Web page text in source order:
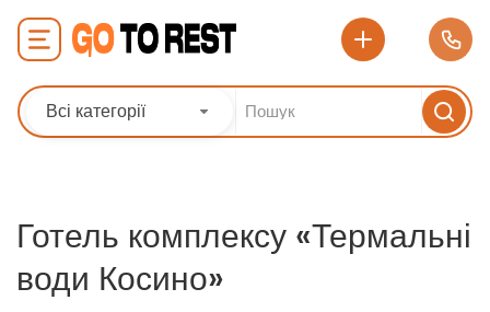
Всі категорії
Готель комплексу «Термальні
води Косино»